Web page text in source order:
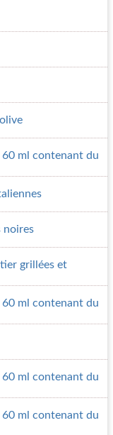
60 ml contenant du
noires
grillées et
60 ml contenant du
60 ml contenant du
60 ml contenant du